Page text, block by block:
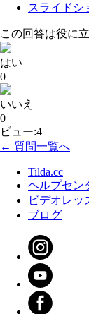
スライドシ
この回答は役に
はい
0
いいえ
0
ビュー:4
← 質問一覧へ
Tilda.cc
ヘルプセン
ビデオレッ
ブログ